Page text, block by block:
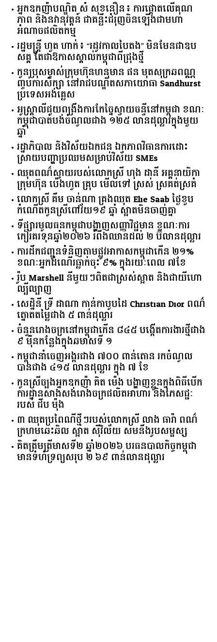
អ្នកឧកញ៉ាបណ្ឌិត សំ សុខនឿន៖ ការផ្តោតលើគុណ
ភាព និងនវានុវត្តន៍ ជាគន្លឹះជំរុញចិនឡើងជាមហា
អំណាចផលិតកម្ម
រដ្ឋមន្ត្រី ហួត ហាក់៖ “រដូវកាលបៃតង” មិនមែនជាឧប
សគ្គ តែជាឱកាសស្គាល់កម្ពុជាពីជ្រុងថ្មី
កូនប្រុសម្ចាស់ក្រុមហ៊ុនហនុមាន ផន មុតសុក្រឆពណ្ណ
ញ្ចប់ការសិក្សា នៅរាជបណ្ឌិតសភាយោធា Sandhurst
ប្រទេសអង់គ្លេស
អូស្ត្រាលី​ជួយ​ពង្រឹង​ការ​កែច្នៃ​ស្វាយចន្ទី​នៅ​កម្ពុជា​ ​ខណៈ​
កម្ពុជា​បាត់បង់​ចំណូល​ជាង​ ​១២៥​ ​លាន​ដុល្លារ​ក្នុង​មួយ​
ឆ្នាំ​
រដ្ឋាភិបាល​ ​និង​វិស័យ​ឯកជន ​ឯកភាព​វិធានការ​ដោះ
ស្រាយ​បញ្ហា​ប្រឈម​​សម្រាប់​វិស័យ​ ​SMEs​
ឈុតពណ៌ស្វាយរបស់លោកស្រី ហុង ដានី អគ្គ​នាយិកា​
ក្រុមហ៊ុន ប៉េងហួត គ្រុប មើលទៅ ស្រស់ ស្រគត់ស្រគំ
លោកស្រី គឹម ចាន់ណា គ្រងឈុត Elie Saab ថ្ងៃខួប
កំណើតកូនស្រីពៅវ័យ១៩ ឆ្នាំ ស្អាតមិនចាញ់គ្នា
ទីផ្សារ​មូលធន​កម្ពុជា​បង្ហាញ​សញ្ញា​វិជ្ជមាន​ ​ខណៈ​ការ​
កៀរគរ​ទុន​ឆ្នាំ​២០២៦​ ​រំពឹង​ឈានដល់​ ​២​ ​ប៊ីលាន​ដុល្លារ​
ការដឹកជញ្ជូនទំនិញតាមផ្លូវអាកាសកម្ពុជាកើន ២១%
ខណៈអ្នកដំណើរធ្លាក់ចុះ ៩% ក្នុងរយៈពេល ៧ខែ
រ៉ូប Marshell នីមួយៗពិតជាស្រស់ស្អាត និងជាយីហោ
ល្បីល្បាញ
សេដ្ឋិនី ទ្រី ដាណា កាន់កាបូបដៃ Christian Dior ពណ៌
ត្នោតតម្លៃជាង ៥ ពាន់ដុល្លារ
ចំនួន​រោងចក្រ​នៅ​កម្ពុជា​កើន​ ​៨៤៥​ ​បង្កើត​ការងារ​ថ្មី​ជាង​
​៩​ ​ម៉ឺន​កន្លែង​ក្នុង​ឆមាស​ទី ​១​
កម្ពុជានាំចេញអង្ករជាង ៧០០ ពាន់តោន រកចំណូល
បានជាង ៤១៥ លានដុល្លារ ក្នុង ៧ ខែ
កូនស្រីច្បងអ្នកឧកញ៉ា គិត ម៉េង បង្ហាញខ្លួនក្នុងពិធីបើក
ការដ្ឋានសាងសង់រោងចក្រផលិតអាហារ និងភេសជ្ជៈ
របស់ ជីប ម៉ុង
៣ ឈុតប្រពៃណីថ្មីៗរបស់លោកស្រី លាង ធារ៉ា ពណ៌
ក្រហមឆេះឆិល ស្អាត ​ស៊ីវិល័យ សមនឹងរូបសម្ផស្ស
គិត​ត្រឹមត្រីមាស​ទី​២​ ​ឆ្នាំ​២០២៦​ បរធន​បាលកិច្ច​កម្ពុជា​ ​
មាន​ទំហំ​ទ្រព្យ​សរុប​ ​២.៦៩​ ​ពាន់លាន​ដុល្លារ​